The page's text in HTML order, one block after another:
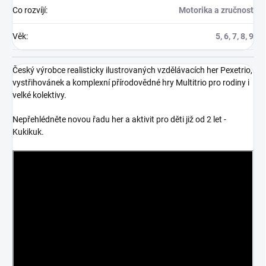
Co rozvíjí: Motorika a zručnost
Věk: 5, 6, 7, 8, 9
Český výrobce realisticky ilustrovaných vzdělávacích her Pexetrio,
vystřihovánek a komplexní přírodovědné hry Multitrio pro rodiny i
velké kolektivy.
Nepřehlédněte novou řadu her a aktivit pro děti již od 2 let -
Kukikuk.